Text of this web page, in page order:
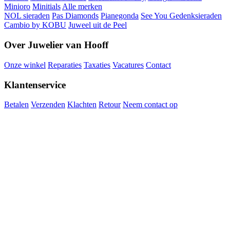
Minioro MinitialsAlle merken
NOL sieraden Pas Diamonds Pianegonda See You Gedenksieraden
Cambio by KOBU Juweel uit de Peel
Over Juwelier van Hooff
Onze winkel Reparaties Taxaties Vacatures Contact
Klantenservice
Betalen Verzenden Klachten Retour Neem contact op